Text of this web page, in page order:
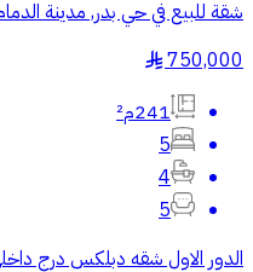
شقة للبيع في حي بدر, مدينة
750,000
§
241م²
5
4
5
الدور الاول شقه دبلكس درج